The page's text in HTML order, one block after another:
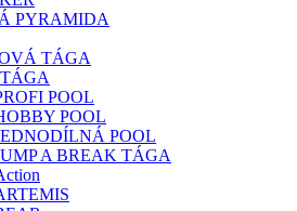
PYRAMIDA
TÁGA
POOL
POOL
POOL
A BREAK TÁGA